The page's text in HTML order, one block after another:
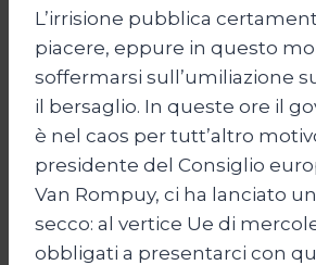
L’irrisione pubblica
piacere, eppure in questo
soffermarsi sull’umiliazione
il bersaglio. In queste ore il
è nel caos per tutt’altro
presidente del Consiglio
Van Rompuy, ci ha lanciato
secco: al vertice Ue di
obbligati a presentarci con